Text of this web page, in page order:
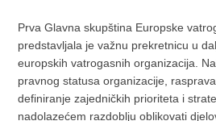
Prva Glavna skupština Europske
predstavljala je važnu prekretnicu u
europskih vatrogasnih organizacija.
pravnog statusa organizacije,
definiranje zajedničkih prioriteta i
nadolazećem razdoblju oblikovati